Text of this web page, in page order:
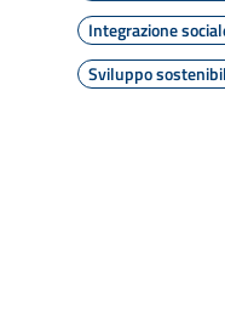
Integrazione
Sviluppo